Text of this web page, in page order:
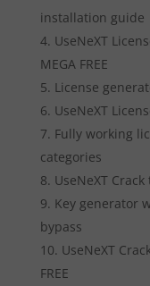
installation guide
UseNeXT
MEGA FREE
License
UseNeXT
Fully working
categories
UseNeXT
Key generator
bypass
UseNeXT
FREE